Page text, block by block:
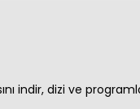
indir, dizi ve